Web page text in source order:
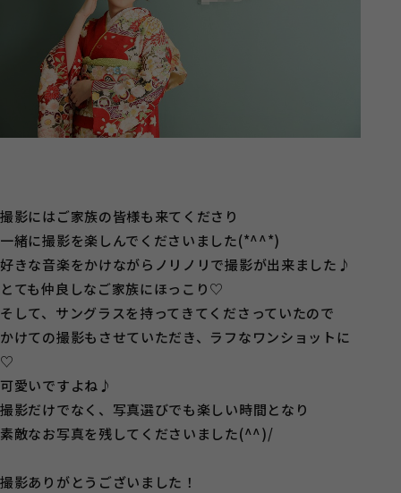
撮影にはご家族の皆様も来てくださり
一緒に撮影を楽しんでくださいました(*^^*)
好きな音楽をかけながらノリノリで撮影が出来ました♪
とても仲良しなご家族にほっこり♡
そして、サングラスを持ってきてくださっていたので
かけての撮影もさせていただき、ラフなワンショットに
♡
可愛いですよね♪
撮影だけでなく、写真選びでも楽しい時間となり
素敵なお写真を残してくださいました(^^)/
撮影ありがとうございました！